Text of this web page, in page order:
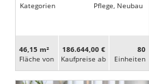
Kategorien
Pflege, Neubau
46,15 m²
Fläche von
186.644,00 €
Kaufpreise ab
80
Ein­heiten